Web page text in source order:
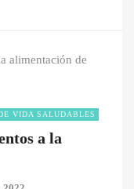
VIDA SALUDABLES
a la